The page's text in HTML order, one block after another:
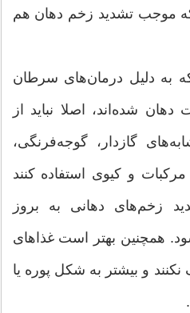
موجب تشدید زخم دهان هم
به دلیل درمان‌های‌ سرطان
شده‌اند، اصلا نباید از
گازدار، گوجه‌فرنگی،
و كیوی استفاده كنند
زخم‌های دهانی به بروز
همچنین بهتر است غذاهای
و بیشتر به شكل پوره یا